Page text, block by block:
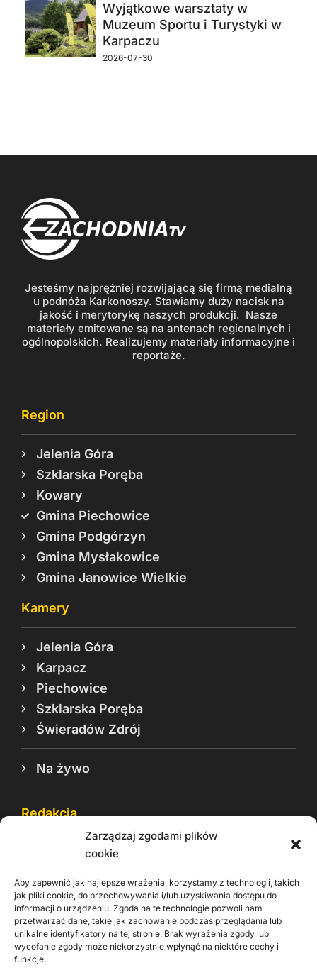
Zarządzaj zgodami plików
cookie
Aby zapewnić jak najlepsze wrażenia, korzystamy z technologii, takich
jak pliki cookie, do przechowywania i/lub uzyskiwania dostępu do
informacji o urządzeniu. Zgoda na te technologie pozwoli nam
przetwarzać dane, takie jak zachowanie podczas przeglądania lub
unikalne identyfikatory na tej stronie. Brak wyrażenia zgody lub
wycofanie zgody może niekorzystnie wpłynąć na niektóre cechy i
funkcje.
Wyjątkowe warsztaty w
Muzeum Sportu i Turystyki w
Karpaczu
2026-07-30
Jesteśmy najprężniej rozwijającą się firmą medialną
u podnóża Karkonoszy. Stawiamy duży nacisk na
jakość i merytorykę naszych produkcji. Nasze
materiały emitowane są na antenach regionalnych i
ogólnopolskich. Realizujemy materiały informacyjne i
reportaże.
Region
Jelenia Góra
Szklarska Poręba
Kowary
Gmina Piechowice
Gmina Podgórzyn
Gmina Mysłakowice
Gmina Janowice Wielkie
Kamery
Jelenia Góra
Karpacz
Piechowice
Szklarska Poręba
Świeradów Zdrój
Na żywo
Redakcja
Reklama
Rodo
Kontakt
Informacje dla